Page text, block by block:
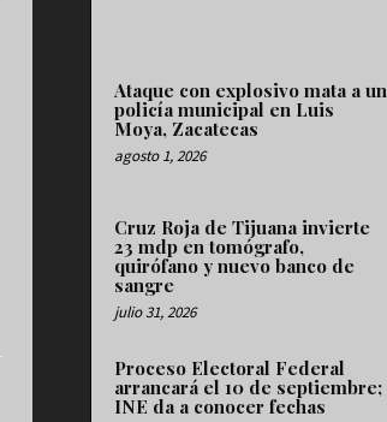
Ataque con explosivo mata a un
policía municipal en Luis
Moya, Zacatecas
agosto 1, 2026
Cruz Roja de Tijuana invierte
23 mdp en tomógrafo,
quirófano y nuevo banco de
sangre
julio 31, 2026
Proceso Electoral Federal
arrancará el 10 de septiembre;
INE da a conocer fechas